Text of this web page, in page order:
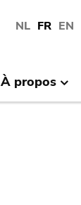
NL FR EN
À propos